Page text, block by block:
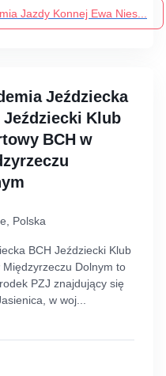
Jazdy Konnej Ewa Nies...
Jeździecka
Jeździecki Klub
BCH w
Polska
BCH Jeździecki Klub
Międzyrzeczu Dolnym to
PZJ znajdujący się
w woj...